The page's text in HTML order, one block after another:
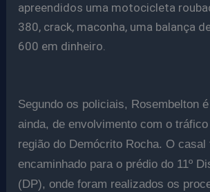
apreendidos uma motocicleta
380, crack, maconha, uma balança
600 em dinheiro.
Segundo os policiais, Rosembelton
ainda, de envolvimento com o
região do Demócrito Rocha. O casal
encaminhado para o prédio do 11º
(DP), onde foram realizados os